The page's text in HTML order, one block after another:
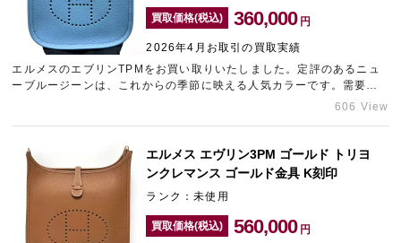
買取価格(税込) 360,000 円
2026年4月お取引の買取実績
エルメスのエブリンTPMをお買い取りいたしました。定評のあるニュ
ーブルージーンは、これからの季節に映える人気カラーです。需要の
高いTPMサイズのエブリンでしたので、精一杯の金額をご提示させて
606 View
エルメス エヴリン3PM ゴールド トリヨ
ンクレマンス ゴールド金具 K刻印
ランク：未使用
買取価格(税込) 560,000 円